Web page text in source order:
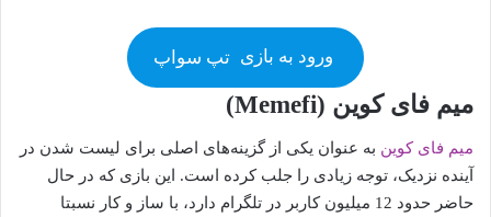
ورود به بازی تپ سواپ
میم فای کوین (Memefi)
میم فای کوین به عنوان یکی از گزینه‌های اصلی برای لیست شدن در
آینده نزدیک، توجه زیادی را جلب کرده است. این بازی که در حال
حاضر حدود 12 میلیون کاربر در تلگرام دارد، با ساز و کار نسبتا